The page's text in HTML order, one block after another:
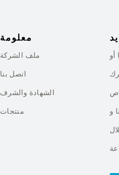
معلومة
ملف الشركة
اتصل بنا
الشهادة والشرف
منتجات
أو
و